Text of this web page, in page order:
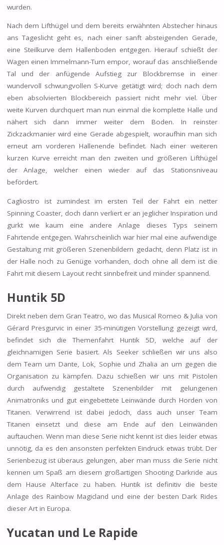
wurden.
Nach dem Lifthügel und dem bereits erwähnten Abstecher hinaus
ans Tageslicht geht es, nach einer sanft absteigenden Gerade,
eine Steilkurve dem Hallenboden entgegen. Hierauf schießt der
Wagen einen Immelmann-Turn empor, worauf das anschließende
Tal und der anfügende Aufstieg zur Blockbremse in einer
wundervoll schwungvollen S-Kurve getätigt wird; doch nach dem
eben absolvierten Blockbereich passiert nicht mehr viel. Über
weite Kurven durchquert man nun einmal die komplette Halle und
nähert sich dann immer weiter dem Boden. In reinster
Zickzackmanier wird eine Gerade abgespielt, woraufhin man sich
erneut am vorderen Hallenende befindet. Nach einer weiteren
kurzen Kurve erreicht man den zweiten und größeren Lifthügel
der Anlage, welcher einen wieder auf das Stationsniveau
befördert.
Cagliostro ist zumindest im ersten Teil der Fahrt ein netter
Spinning Coaster, doch dann verliert er an jeglicher Inspiration und
gurkt wie kaum eine andere Anlage dieses Typs seinem
Fahrtende entgegen. Wahrscheinlich war hier mal eine aufwendige
Gestaltung mit größeren Szenenbildern gedacht, denn Platz ist in
der Halle noch zu Genüge vorhanden, doch ohne all dem ist die
Fahrt mit diesem Layout recht sinnbefreit und minder spannend.
Huntik 5D
Direkt neben dem Gran Teatro, wo das Musical Romeo & Julia von
Gérard Presgurvic in einer 35-minütigen Vorstellung gezeigt wird,
befindet sich die Themenfahrt Huntik 5D, welche auf der
gleichnamigen Serie basiert. Als Seeker schließen wir uns also
dem Team um Dante, Lok, Sophie und Zhalia an um gegen die
Organisation zu kämpfen. Dazu schießen wir uns mit Pistolen
durch aufwendig gestaltete Szenenbilder mit gelungenen
Animatroniks und gut eingebettete Leinwände durch Horden von
Titanen. Verwirrend ist dabei jedoch, dass auch unser Team
Titanen einsetzt und diese am Ende auf den Leinwänden
auftauchen. Wenn man diese Serie nicht kennt ist dies leider etwas
unnötig, da es den ansonsten perfekten Eindruck etwas trübt. Der
Serienbezug ist überaus gelungen, aber man muss die Serie nicht
kennen um Spaß am diesem großartigen Shooting Darkride aus
dem Hause Alterface zu haben. Huntik ist definitiv die beste
Anlage des Rainbow Magicland und eine der besten Dark Rides
dieser Art in Europa.
Yucatan und Le Rapide